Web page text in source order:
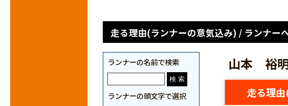
走る理由(ランナーの意気込み) / ランナー
ランナーの名前で検索
ランナーの頭文字で選択
山本 裕
走る理